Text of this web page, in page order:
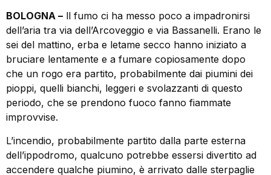
BOLOGNA – ll fumo ci ha messo poco a impadronirsi
dell’aria tra via dell’Arcoveggio e via Bassanelli. Erano le
sei del mattino, erba e letame secco hanno iniziato a
bruciare lentamente e a fumare copiosamente dopo
che un rogo era partito, probabilmente dai piumini dei
pioppi, quelli bianchi, leggeri e svolazzanti di questo
periodo, che se prendono fuoco fanno fiammate
improvvise.
L’incendio, probabilmente partito dalla parte esterna
dell’ippodromo, qualcuno potrebbe essersi divertito ad
accendere qualche piumino, è arrivato dalle sterpaglie